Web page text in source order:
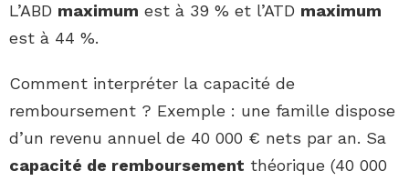
L’ABD maximum est à 39 % et l’ATD maximum
est à 44 %.
Comment interpréter la capacité de
remboursement ? Exemple : une famille dispose
d’un revenu annuel de 40 000 € nets par an. Sa
capacité de remboursement théorique (40 000